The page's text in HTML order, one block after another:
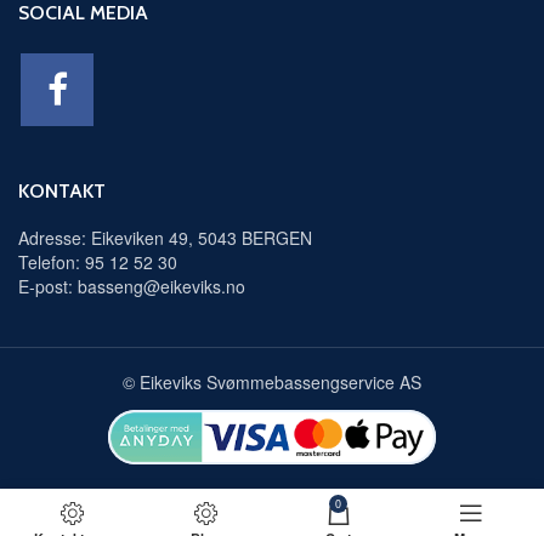
SOCIAL MEDIA
KONTAKT
Adresse: Eikeviken 49, 5043 BERGEN
Telefon: 95 12 52 30
E-post: basseng@eikeviks.no
© Eikeviks Svømmebassengservice AS
0